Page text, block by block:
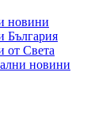
новини
България
от Света
новини